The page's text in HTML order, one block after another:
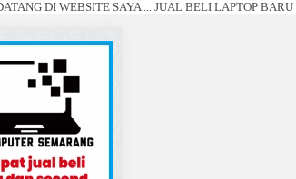
WEBSITE SAYA ... JUAL BELI LAPTOP BARU DAN